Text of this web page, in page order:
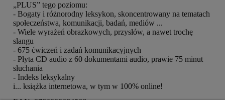
„PLUS” tego poziomu:
- Bogaty i różnorodny leksykon, skoncentrowany na tematach
społeczeństwa, komunikacji, badań, mediów ...
- Wiele wyrażeń obrazkowych, przysłów, a nawet trochę
slangu
- 675 ćwiczeń i zadań komunikacyjnych
- Płyta CD audio z 60 dokumentami audio, prawie 75 minut
słuchania
- Indeks leksykalny
i... książka internetowa, w tym w 100% online!
EAN: 9782090384536